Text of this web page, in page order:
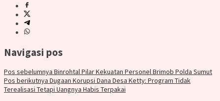
Navigasi pos
Pos sebelumnya Binrohtal Pilar Kekuatan Personel Brimob Polda Sumut
Pos berikutnya Dugaan Korupsi Dana Desa Ketty: Program Tidak
Terealisasi Tetapi Uangnya Habis Terpakai